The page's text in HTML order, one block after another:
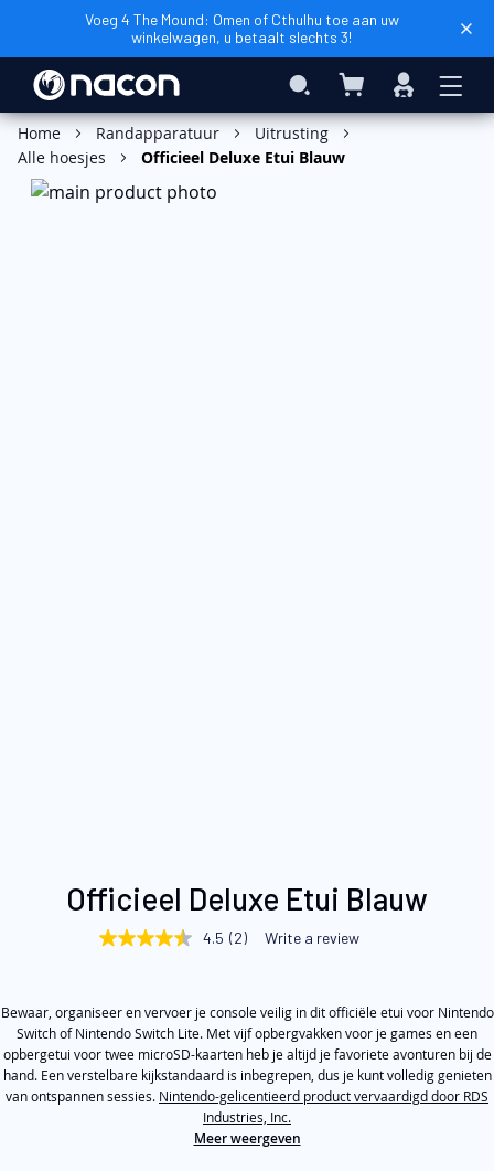
Voeg 4 The Mound: Omen of Cthulhu toe aan uw
winkelwagen, u betaalt slechts 3!
Search Winkelwagen
Inloggen
In Winkelwagen
Home Randapparatuur
Uitrusting
Alle hoesjes
Officieel Deluxe Etui Blauw
Ga
de
afbeeldingen-
gallerij
Officieel Deluxe Etui Blauw
4.5
stars,
average
rating
value.
Read
2
4.5 (2) Write a review
Bewaar, organiseer en vervoer je console veilig in dit officiële etui voor Nintendo
Switch of Nintendo Switch Lite. Met vijf opbergvakken voor je games en een
opbergetui voor twee microSD-kaarten heb je altijd je favoriete avonturen bij de
hand. Een verstelbare kijkstandaard is inbegrepen, dus je kunt volledig genieten
van ontspannen sessies. Nintendo-gelicentieerd product vervaardigd door RDS
Industries, Inc.
Meer weergeven